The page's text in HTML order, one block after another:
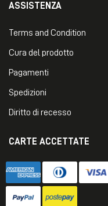
ASSISTENZA
Terms and Condition
Cura del prodotto
Pagamenti
Spedizioni
Diritto di recesso
CARTE ACCETTATE